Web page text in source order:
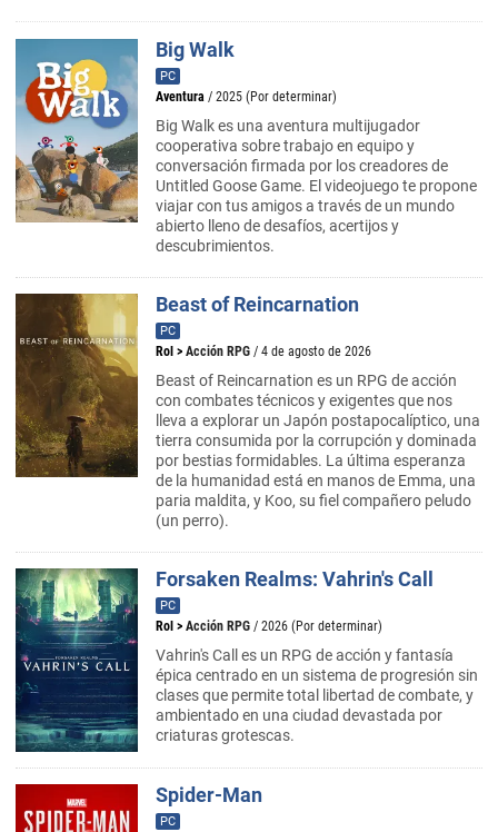
Big Walk
PC
Aventura / 2025 (Por determinar)
Big Walk es una aventura multijugador
cooperativa sobre trabajo en equipo y
conversación firmada por los creadores de
Untitled Goose Game. El videojuego te propone
viajar con tus amigos a través de un mundo
abierto lleno de desafíos, acertijos y
descubrimientos.
Beast of Reincarnation
PC
Rol > Acción RPG / 4 de agosto de 2026
Beast of Reincarnation es un RPG de acción
con combates técnicos y exigentes que nos
lleva a explorar un Japón postapocalíptico, una
tierra consumida por la corrupción y dominada
por bestias formidables. La última esperanza
de la humanidad está en manos de Emma, una
paria maldita, y Koo, su fiel compañero peludo
(un perro).
Forsaken Realms: Vahrin's Call
PC
Rol > Acción RPG / 2026 (Por determinar)
Vahrin's Call es un RPG de acción y fantasía
épica centrado en un sistema de progresión sin
clases que permite total libertad de combate, y
ambientado en una ciudad devastada por
criaturas grotescas.
Spider-Man
PC